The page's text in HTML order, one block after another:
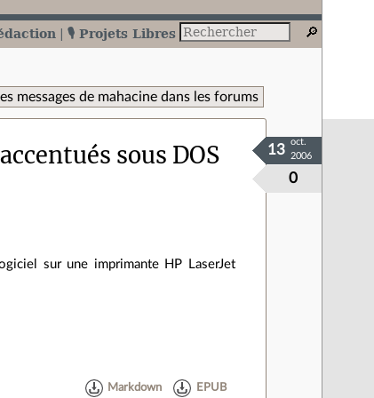
🎙️ Projets Libres
messages de mahacine dans les forums
sous DOS
0
13
oct.
2006
sur une imprimante HP LaserJet
Markdown EPUB